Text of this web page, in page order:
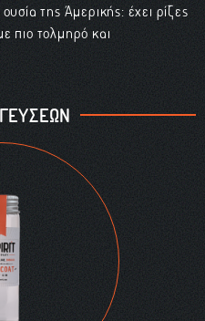
της Αμερικής: έχει ρίζες
πιο τολμηρό και